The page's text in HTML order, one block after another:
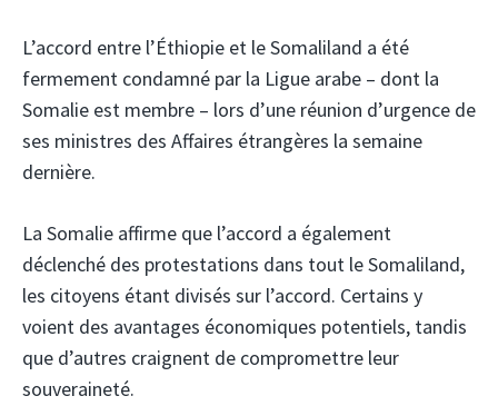
L’accord entre l’Éthiopie et le Somaliland a été
fermement condamné par la Ligue arabe – dont la
Somalie est membre – lors d’une réunion d’urgence de
ses ministres des Affaires étrangères la semaine
dernière.
La Somalie affirme que l’accord a également
déclenché des protestations dans tout le Somaliland,
les citoyens étant divisés sur l’accord. Certains y
voient des avantages économiques potentiels, tandis
que d’autres craignent de compromettre leur
souveraineté.